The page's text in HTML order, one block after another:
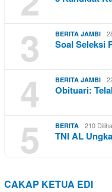
3 BERITA JAMBI
Soal Seleksi
4 BERITA JAMBI
Obituari:
5 BERITA 210
TNI AL
CAKAP KETUA EDI